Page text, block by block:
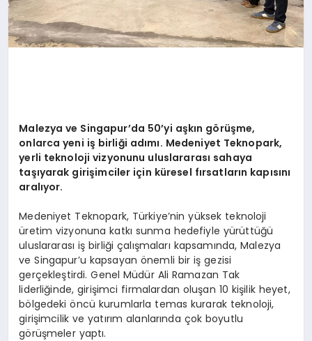
Malezya ve Singapur’da 50’yi aşkın görüşme,
onlarca yeni iş birliği adımı. Medeniyet Teknopark,
yerli teknoloji vizyonunu uluslararası sahaya
taşıyarak girişimciler için küresel fırsatların kapısını
aralıyor.
Medeniyet Teknopark, Türkiye’nin yüksek teknoloji
üretim vizyonuna katkı sunma hedefiyle yürüttüğü
uluslararası iş birliği çalışmaları kapsamında, Malezya
ve Singapur’u kapsayan önemli bir iş gezisi
gerçekleştirdi. Genel Müdür Ali Ramazan Tak
liderliğinde, girişimci firmalardan oluşan 10 kişilik heyet,
bölgedeki öncü kurumlarla temas kurarak teknoloji,
girişimcilik ve yatırım alanlarında çok boyutlu
görüşmeler yaptı.